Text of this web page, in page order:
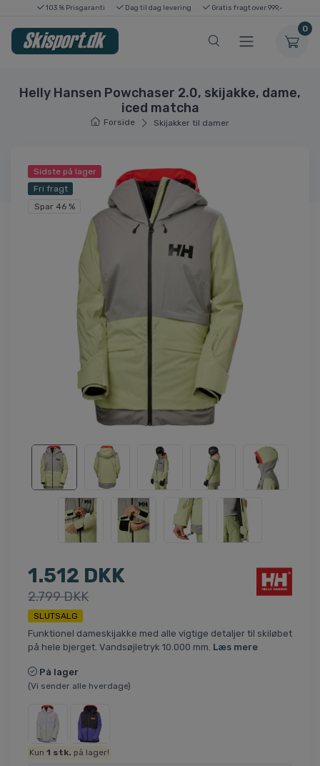
103 % Prisgaranti Dag til dag levering Gratis fragt over 999,-
0
Helly Hansen Powchaser 2.0, skijakke, dame,
iced matcha
Forside Skijakker til damer
Sidste på lager
Fri fragt
Spar 46 %
1.512 DKK
2.799 DKK
SLUTSALG
Funktionel dameskijakke med alle vigtige detaljer til skiløbet
på hele bjerget. Vandsøjletryk 10.000 mm. Læs mere
På lager
(Vi sender alle hverdage)
Kun1 stk. på lager!